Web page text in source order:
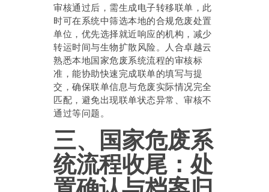
审核通过后，需生成电子转移联单，此
时可在系统中筛选本地的合规危废处置
单位，优先选择就近响应的机构，减少
转运时间与生物扩散风险。人合卓越云
熟悉本地国家危废系统流程的审核标
准，能协助快速完成联单的填写与提
交，确保联单信息与危废实际情况完全
匹配，避免出现联单状态异常、审核不
通过等问题。
三、国家危废系
统流程收尾：处